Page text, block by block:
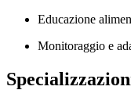
Educazione
Monitoraggio e